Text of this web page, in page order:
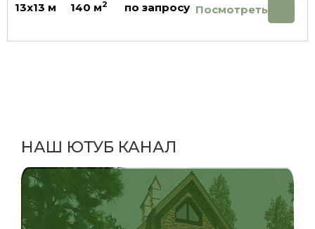
13x13 м
140 м2
по запросу Посмотреть
НАШ ЮТУБ КАНАЛ